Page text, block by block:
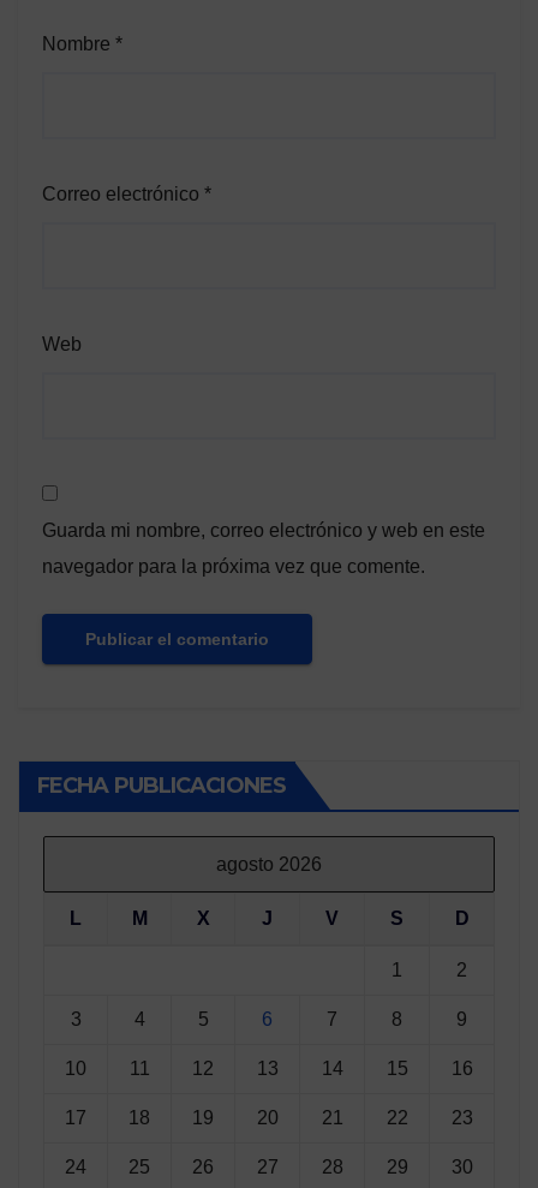
Nombre *
Correo electrónico *
Web
Guarda mi nombre, correo electrónico y web en este
navegador para la próxima vez que comente.
FECHA PUBLICACIONES
agosto 2026
L M X J V S D
1 2
3 4 5 6 7 8 9
10 11 12 13 14 15 16
17 18 19 20 21 22 23
24 25 26 27 28 29 30